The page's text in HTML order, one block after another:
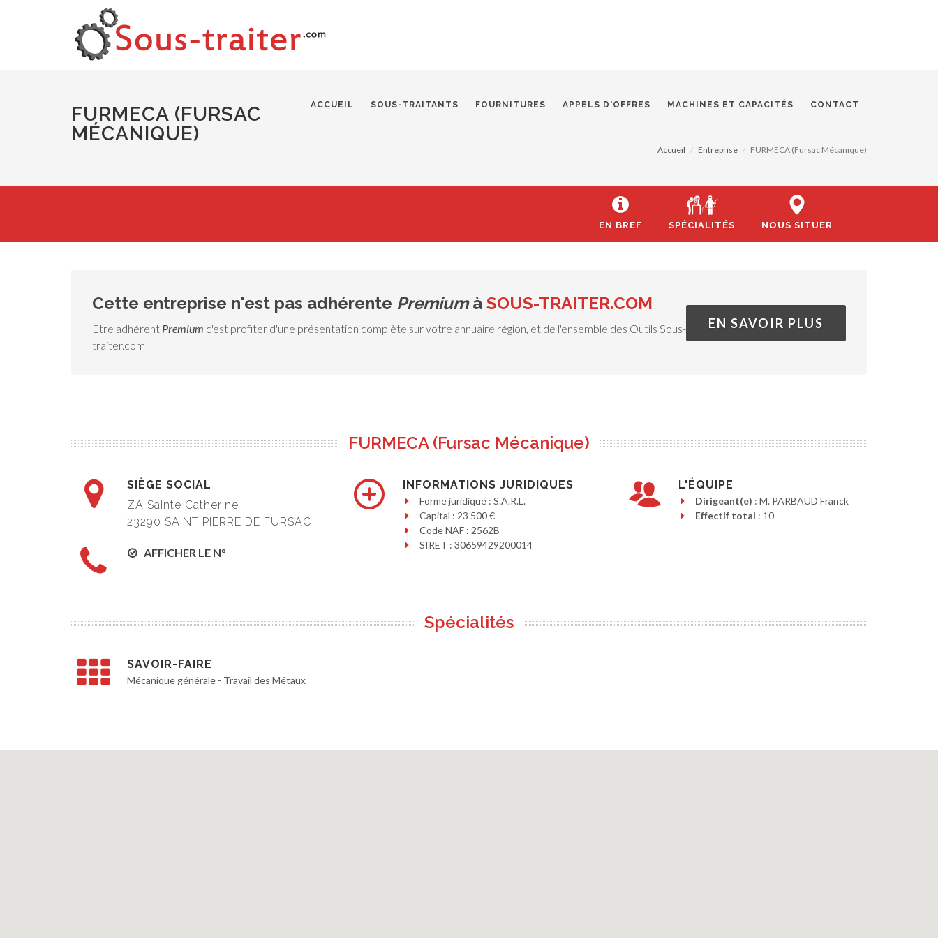
ACCUEIL SOUS-TRAITANTS FOURNITURES APPELS D'OFFRES MACHINES ET CAPACITÉS CONTACT
FURMECA (FURSAC
MÉCANIQUE)
Accueil Entreprise FURMECA (Fursac Mécanique)
EN BREF SPÉCIALITÉS NOUS SITUER
Cette entreprise n'est pas adhérente Premiumà SOUS-TRAITER.COM
Etre adhérent Premium c'est profiter d'une présentation complète sur votre annuaire région, et de l'ensemble des Outils Sous-
traiter.com
EN SAVOIR PLUS
FURMECA (Fursac Mécanique)
SIÈGE SOCIAL
ZA Sainte Catherine
23290 SAINT PIERRE DE FURSAC
AFFICHER LE N°
INFORMATIONS JURIDIQUES
Forme juridique : S.A.R.L.
Capital : 23 500 €
Code NAF : 2562B
SIRET : 30659429200014
L'ÉQUIPE
Dirigeant(e) : M. PARBAUD Franck
Effectif total : 10
Spécialités
SAVOIR-FAIRE
Mécanique générale - Travail des Métaux